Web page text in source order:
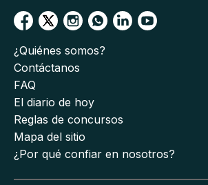
¿Quiénes somos?
Contáctanos
FAQ
El diario de hoy
Reglas de concursos
Mapa del sitio
¿Por qué confiar en nosotros?